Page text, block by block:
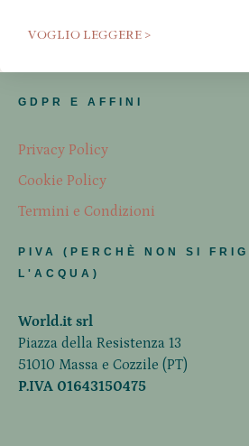
VOGLIO LEGGERE >
GDPR E AFFINI
Privacy Policy
Cookie Policy
Termini e Condizioni
PIVA (PERCHÈ NON SI
L'ACQUA)
World.it srl
Piazza della Resistenza 13
51010 Massa e Cozzile (PT)
P.IVA 01643150475